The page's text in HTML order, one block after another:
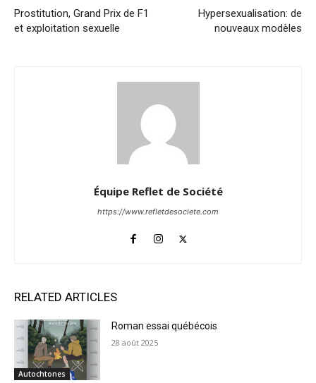
Prostitution, Grand Prix de F1
et exploitation sexuelle
Hypersexualisation: de
nouveaux modèles
Équipe Reflet de Société
https://www.refletdesociete.com
RELATED ARTICLES
Autochtones
Roman essai québécois
28 août 2025